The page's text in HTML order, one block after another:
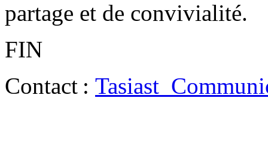
partage et de convivialité.
FIN
Contact :